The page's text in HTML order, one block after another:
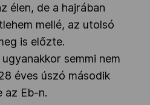
élen, de a hajrában
mellé, az utolsó
is előzte.
semmi nem
éves úszó második
az Eb-n.